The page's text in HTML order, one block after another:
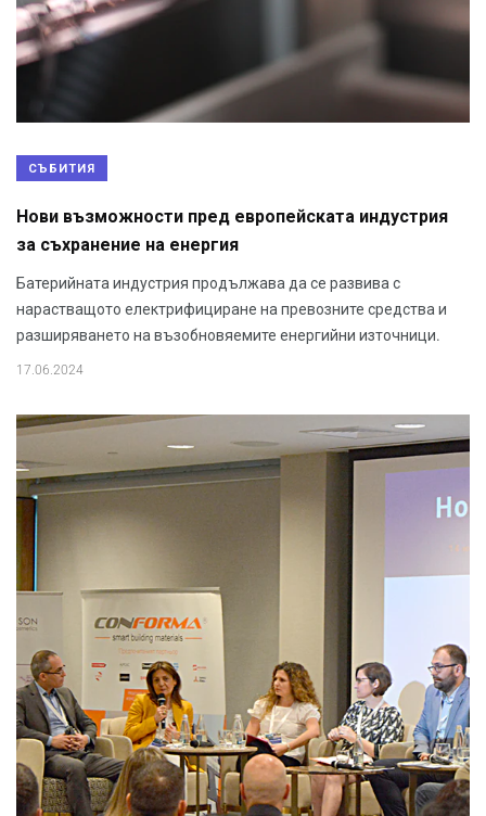
СЪБИТИЯ
Нови възможности пред европейската индустрия
за съхранение на енергия
Батерийната индустрия продължава да се развива с
нарастващото електрифициране на превозните средства и
разширяването на възобновяемите енергийни източници.
17.06.2024